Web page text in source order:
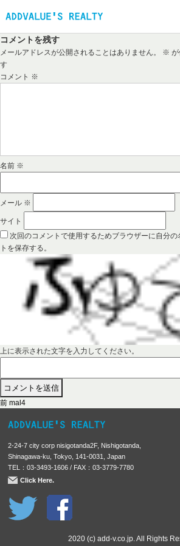
コメントを残す
メールアドレスが公開されることはありません。 ※
す
コメント ※
名前 ※
メール ※
サイト
次回のコメントで使用するためブラウザーに自分
トを保存する。
上に表示された文字を入力してください。
投
稿
ビ
ゲ
ー
シ
ョ
前 前
投
:
mal4
2-24-7 city corp nisigotanda2F, Nishigotanda,
Shinagawa-ku, Tokyo, 141-0031, Japan
TEL：03-3493-1606 / FAX：03-3779-7780
Click Here.
2020 (c) add-v.co.jp. All Rights